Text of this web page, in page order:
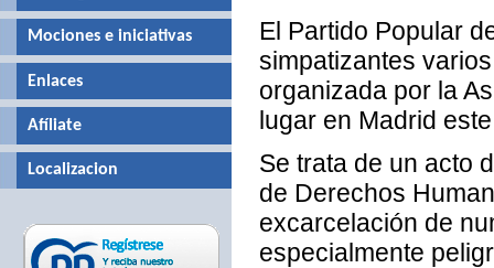
El Partido Popular
simpatizantes
organizada por la
lugar en Madrid
Se trata de un acto
de Derechos
excarcelación de
especialmente
Mociones e iniciativas
Enlaces
Afíliate
Localizacion